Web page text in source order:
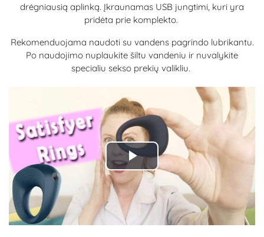
drėgniausią aplinką. Įkraunamas USB jungtimi, kuri yra
pridėta prie komplekto.
Rekomenduojama naudoti su vandens pagrindo lubrikantu.
Po naudojimo nuplaukite šiltu vandeniu ir nuvalykite
specialiu sekso prekių valikliu.
Play
Video